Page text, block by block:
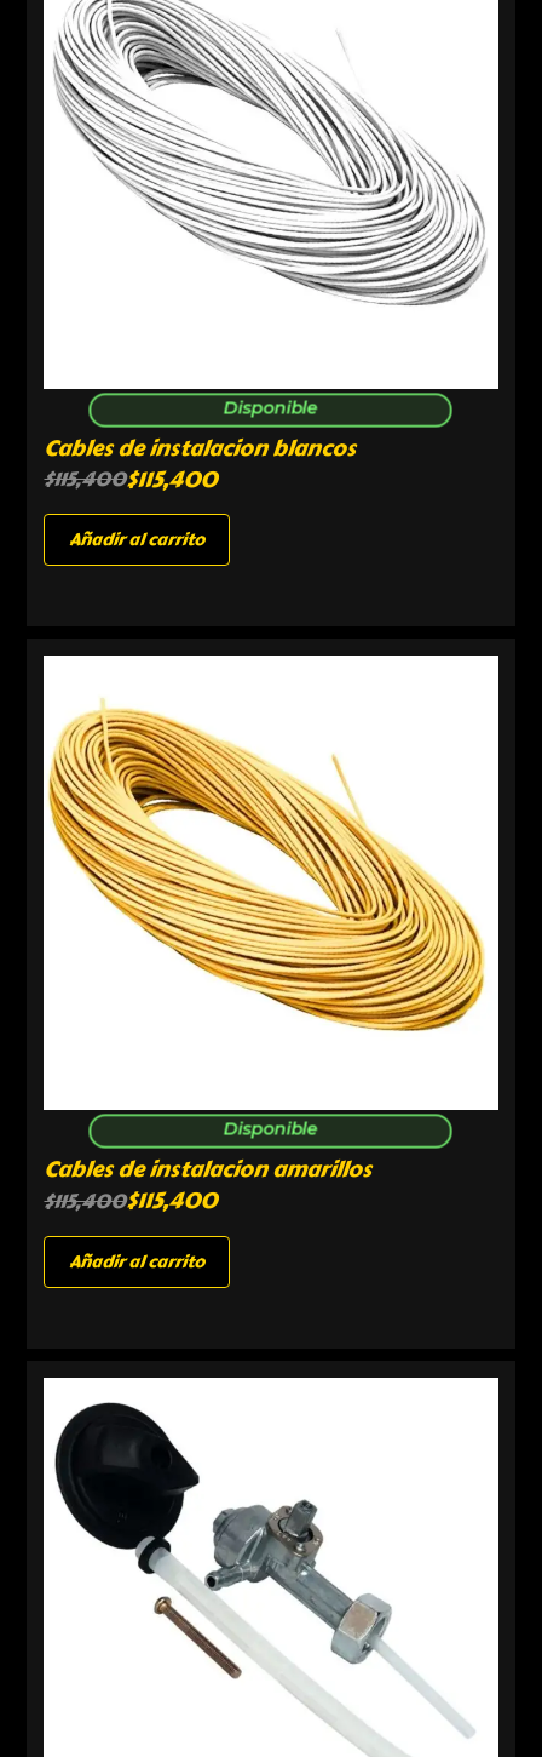
Disponible
Cables de instalacion blancos
$115,400$115,400
Añadir al carrito
Disponible
Cables de instalacion amarillos
$115,400$115,400
Añadir al carrito